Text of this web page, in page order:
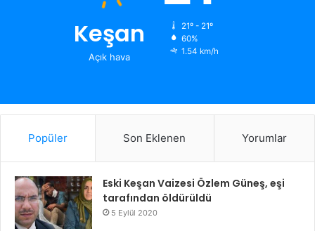
Keşan
Açık hava
21º - 21º
60%
1.54 km/h
Popüler Son Eklenen Yorumlar
Eski Keşan Vaizesi Özlem Güneş, eşi
tarafından öldürüldü
5 Eylül 2020